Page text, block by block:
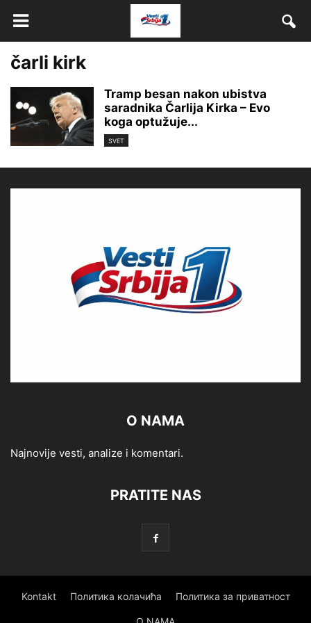
čarli kirk
Tramp besan nakon ubistva
saradnika Čarlija Kirka – Evo
koga optužuje...
SVET
O NAMA
Najnovije vesti, analize i komentari.
PRATITE NAS
Kontakt Политика колачића Политика за приватност